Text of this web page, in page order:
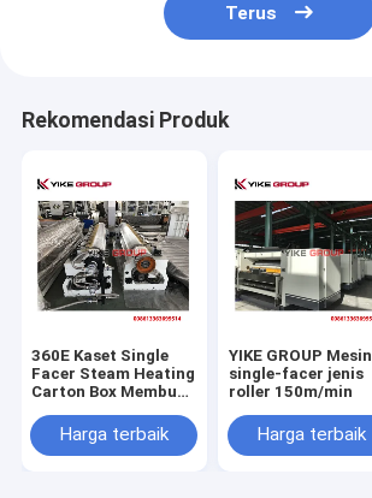
Terus
Rekomendasi Produk
360E Kaset Single
Facer Steam Heating
Carton Box Membuat
Perubahan Gulungan
Cepat
Harga terbaik
YIKE GROUP Mesin
single-facer jenis
roller 150m/min
Harga terbaik